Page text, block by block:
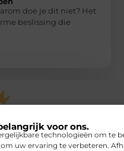
voor ons.
technologieën om te
uw ervaring te verbeteren.
doe je dit niet? Het
beslissing die